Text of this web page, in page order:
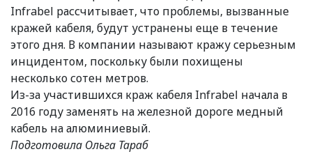
Infrabel рассчитывает, что проблемы, вызванные
кражей кабеля, будут устранены еще в течение
этого дня. В компании называют кражу серьезным
инцидентом, поскольку были похищены
несколько сотен метров.
Из-за участившихся краж кабеля Infrabel начала в
2016 году заменять на железной дороге медный
кабель на алюминиевый.
Подготовила Ольга Тараб